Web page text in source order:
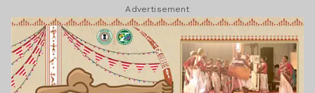
Advertisement